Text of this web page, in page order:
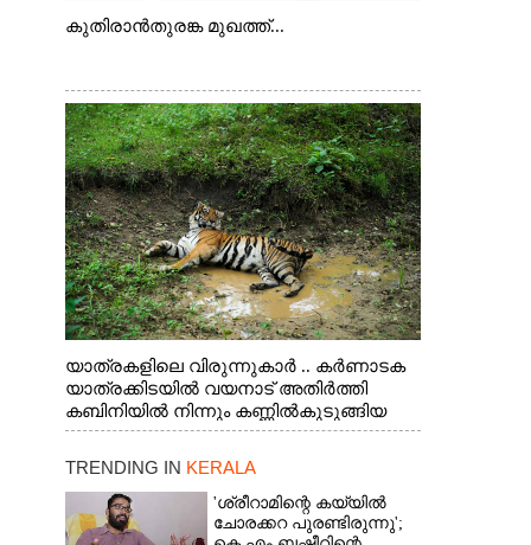
കുതിരാൻതുരങ്ക മുഖത്ത്...
യാത്രകളിലെ വിരുന്നുകാർ .. കർണാടക
യാത്രക്കിടയിൽ വയനാട് അതിർത്തി
കബിനിയിൽ നിന്നും കണ്ണിൽകുടുങ്ങിയ
കടുവ.
TRENDING IN KERALA
'ശ്രീറാമിന്റെ കയ്യിൽ
ചോരക്കറ പുരണ്ടിരുന്നു';